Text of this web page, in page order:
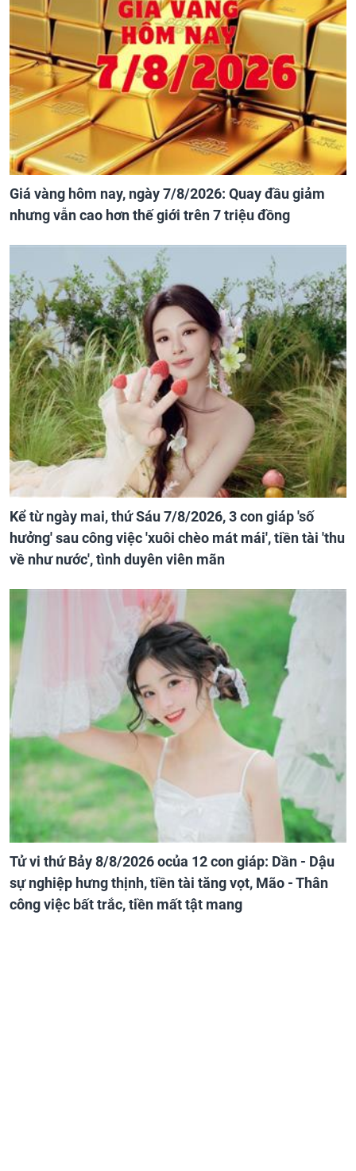
Giá vàng hôm nay, ngày 7/8/2026: Quay đầu giảm
nhưng vẫn cao hơn thế giới trên 7 triệu đồng
Kể từ ngày mai, thứ Sáu 7/8/2026, 3 con giáp 'số
hưởng' sau công việc 'xuôi chèo mát mái', tiền tài 'thu
về như nước', tình duyên viên mãn
Tử vi thứ Bảy 8/8/2026 ocủa 12 con giáp: Dần - Dậu
sự nghiệp hưng thịnh, tiền tài tăng vọt, Mão - Thân
công việc bất trắc, tiền mất tật mang